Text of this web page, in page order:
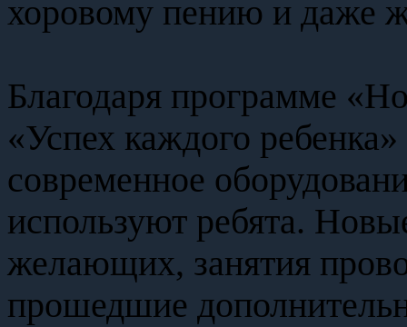
хоровому пению и даже
Благодаря программе
«Успех каждого
современное
используют ребята.
желающих, занятия
прошедшие